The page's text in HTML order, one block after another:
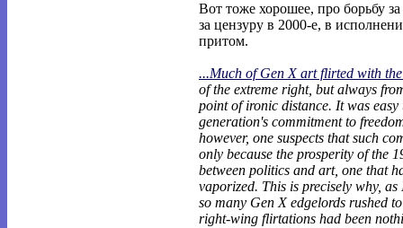
Вот тоже хорошее, про борьбу
за цензуру в 2000-е, в
притом.
...Much of Gen X art flirted with
of the extreme right, but always
point of ironic distance. It was
generation's commitment to
however, one suspects that such
only because the prosperity of the
between politics and art, one that
vaporized. This is precisely why,
so many Gen X edgelords rushed
right-wing flirtations had been